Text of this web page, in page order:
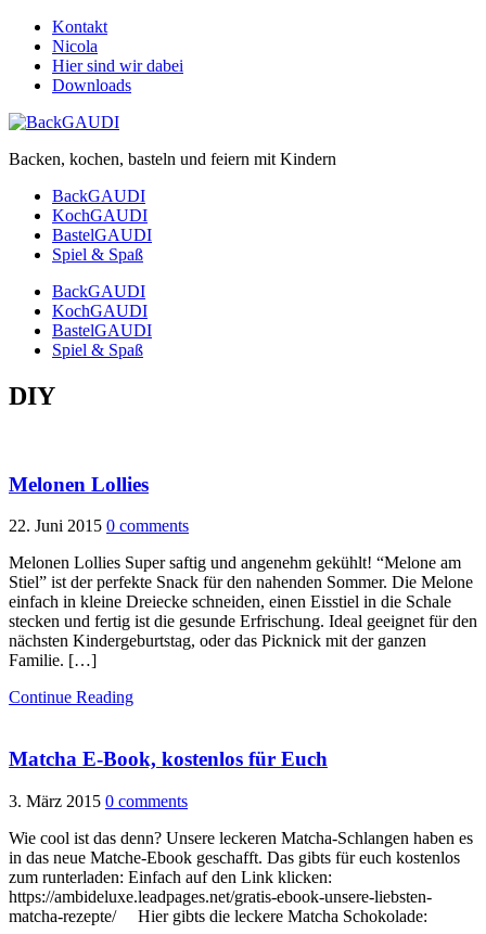
Kontakt
Nicola
Hier sind wir dabei
Downloads
Backen, kochen, basteln und feiern mit Kindern
BackGAUDI
KochGAUDI
BastelGAUDI
Spiel & Spaß
BackGAUDI
KochGAUDI
BastelGAUDI
Spiel & Spaß
DIY
Melonen Lollies
22. Juni 2015 0 comments
Melonen Lollies Super saftig und angenehm gekühlt! “Melone am
Stiel” ist der perfekte Snack für den nahenden Sommer. Die Melone
einfach in kleine Dreiecke schneiden, einen Eisstiel in die Schale
stecken und fertig ist die gesunde Erfrischung. Ideal geeignet für den
nächsten Kindergeburtstag, oder das Picknick mit der ganzen
Familie. […]
Continue Reading
Matcha E-Book, kostenlos für Euch
3. März 2015 0 comments
Wie cool ist das denn? Unsere leckeren Matcha-Schlangen haben es
in das neue Matche-Ebook geschafft. Das gibts für euch kostenlos
zum runterladen: Einfach auf den Link klicken:
https://ambideluxe.leadpages.net/gratis-ebook-unsere-liebsten-
matcha-rezepte/ Hier gibts die leckere Matcha Schokolade: